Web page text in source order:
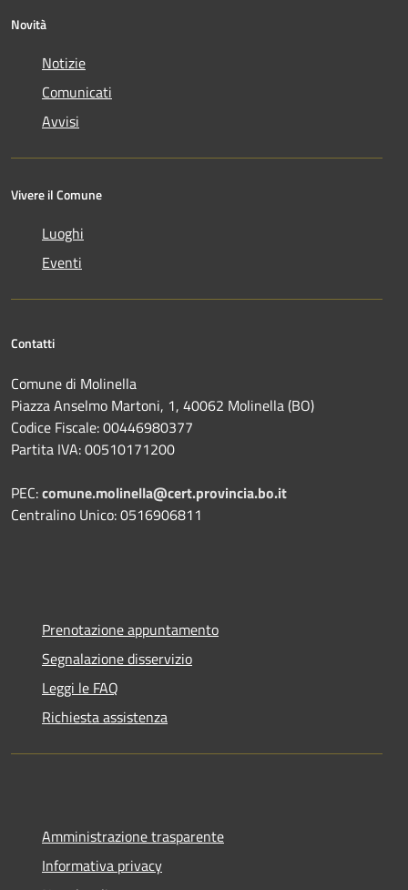
Novità
Notizie
Comunicati
Avvisi
Vivere il Comune
Luoghi
Eventi
Contatti
Comune di Molinella
Piazza Anselmo Martoni, 1, 40062 Molinella (BO)
Codice Fiscale: 00446980377
Partita IVA: 00510171200
PEC:comune.molinella@cert.provincia.bo.it
Centralino Unico: 0516906811
Prenotazione appuntamento
Segnalazione disservizio
Leggi le FAQ
Richiesta assistenza
Amministrazione trasparente
Informativa privacy